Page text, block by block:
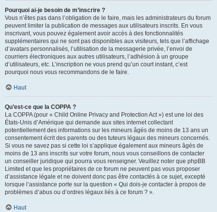
Pourquoi ai-je besoin de m’inscrire ?
Vous n’êtes pas dans l’obligation de le faire, mais les administrateurs du forum
peuvent limiter la publication de messages aux utilisateurs inscrits. En vous
inscrivant, vous pouvez également avoir accès à des fonctionnalités
supplémentaires qui ne sont pas disponibles aux visiteurs, tels que l’affichage
d’avatars personnalisés, l’utilisation de la messagerie privée, l’envoi de
courriers électroniques aux autres utilisateurs, l’adhésion à un groupe
d’utilisateurs, etc. L’inscription ne vous prend qu’un court instant, c’est
pourquoi nous vous recommandons de le faire.
Haut
Qu’est-ce que la COPPA ?
La COPPA (pour « Child Online Privacy and Protection Act ») est une loi des
États-Unis d’Amérique qui demande aux sites internet collectant
potentiellement des informations sur les mineurs âgés de moins de 13 ans un
consentement écrit des parents ou des tuteurs légaux des mineurs concernés.
Si vous ne savez pas si cette loi s’applique également aux mineurs âgés de
moins de 13 ans inscrits sur votre forum, nous vous conseillons de contacter
un conseiller juridique qui pourra vous renseigner. Veuillez noter que phpBB
Limited et que les propriétaires de ce forum ne peuvent pas vous proposer
d’assistance légale et ne doivent donc pas être contactés à ce sujet, excepté
lorsque l’assistance porte sur la question « Qui dois-je contacter à propos de
problèmes d’abus ou d’ordres légaux liés à ce forum ? ».
Haut